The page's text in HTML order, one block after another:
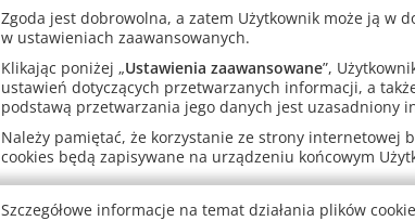
Zgoda jest dobrowolna, a zatem Użytkownik może ją w
w ustawieniach zaawansowanych.
Klikając poniżej „Ustawienia zaawansowane”,
ustawień dotyczących przetwarzanych informacji, a
podstawą przetwarzania jego danych jest uzasadniony
Należy pamiętać, że korzystanie ze strony internetowej
cookies będą zapisywane na urządzeniu końcowym
Szczegółowe informacje na temat działania plików